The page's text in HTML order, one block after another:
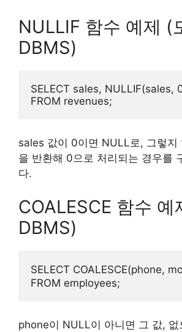
NULLIF 함수 예제 (
DBMS)
SELECT sales, NULLIF(sales,
sales 값이 0이면 NULL로, 그렇지
을 반환해 0으로 처리되는 경우를
다.
COALESCE 함수 예
DBMS)
SELECT COALESCE(phone,
phone이 NULL이 아니면 그 값,